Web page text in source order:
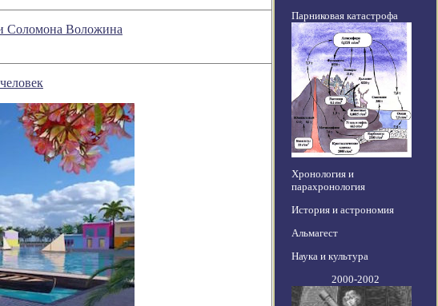
Соломона Воложина
Парниковая катастрофа
Хронология и
парахронология
История и астрономия
Альмагест
Наука и культура
2000-2002